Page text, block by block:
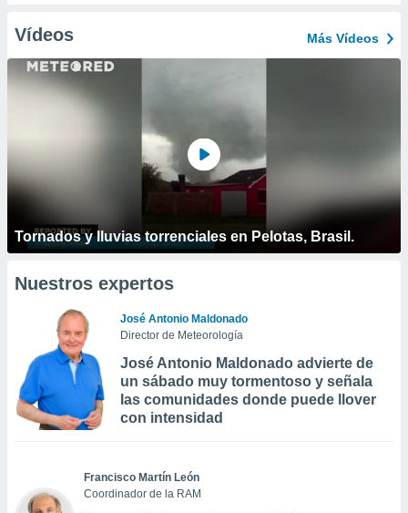
Vídeos Más Vídeos
Tornados y lluvias torrenciales en Pelotas, Brasil.
Nuestros expertos
José Antonio Maldonado
Director de Meteorología
José Antonio Maldonado advierte de
un sábado muy tormentoso y señala
las comunidades donde puede llover
con intensidad
Francisco Martín León
Coordinador de la RAM